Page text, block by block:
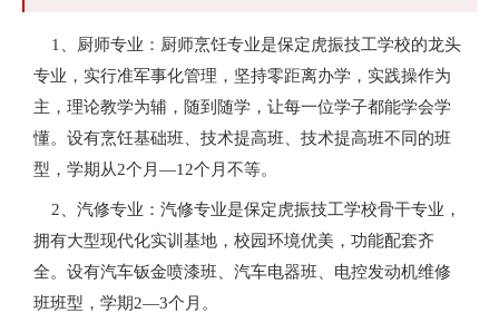
1、厨师专业：厨师烹饪专业是保定虎振技工学校的龙头
专业，实行准军事化管理，坚持零距离办学，实践操作为
主，理论教学为辅，随到随学，让每一位学子都能学会学
懂。设有烹饪基础班、技术提高班、技术提高班不同的班
型，学期从2个月—12个月不等。
2、汽修专业：汽修专业是保定虎振技工学校骨干专业，
拥有大型现代化实训基地，校园环境优美，功能配套齐
全。设有汽车钣金喷漆班、汽车电器班、电控发动机维修
班班型，学期2—3个月。